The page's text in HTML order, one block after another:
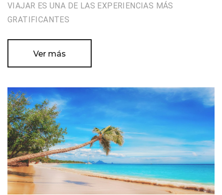
VIAJAR ES UNA DE LAS EXPERIENCIAS MÁS
GRATIFICANTES
Ver más